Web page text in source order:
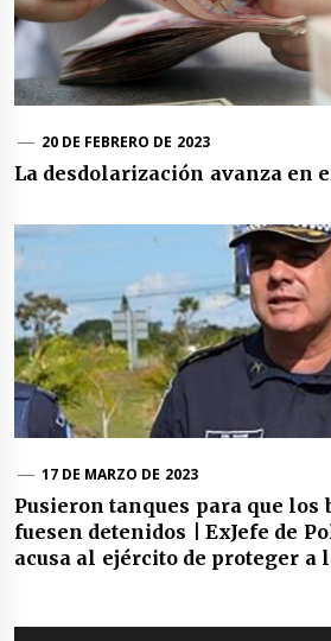
20 DE FEBRERO DE 2023
La desdolarización avanza en
17 DE MARZO DE 2023
Pusieron tanques para que los
fuesen detenidos | ExJefe de
acusa al ejército de proteger a
Navegación